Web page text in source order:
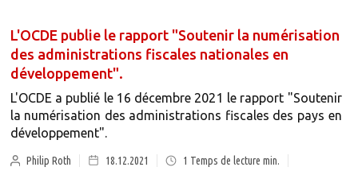
L'OCDE publie le rapport "Soutenir la numérisation
des administrations fiscales nationales en
développement".
L'OCDE a publié le 16 décembre 2021 le rapport "Soutenir
la numérisation des administrations fiscales des pays en
développement".
Philip Roth 18.12.2021 1 Temps de lecture min.